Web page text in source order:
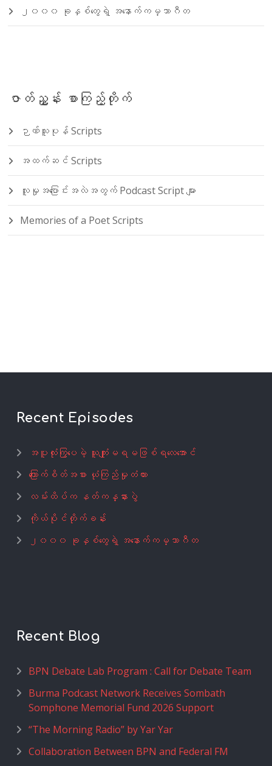
၂၀၀၀ ခုနှစ်တွေရဲ့ အနောက်ကမ္ဘာဂီတ
ဇာတ်ညွှန်း စာကြည့်တိုက်
ဉာဏ်သူပုန် Scripts
အထက်ဆင် Scripts
လူမှုအပြောင်းအလဲအတွက် Podcast Script များ
Memories of a Poet Scripts
Recent Episodes
အပူလုံးကြွပေမဲ့ ယူကျုံးမရမဖြစ်ရလေအောင်
ကြောက်စိတ်အစား ယုံကြည်မှုတံတား
လမ်းထိပ်က နတ်ကန္နားပွဲ
ကိုယ်ပိုင်တိုက်ခန်း
၂၀၀၀ ခုနှစ်တွေရဲ့ အနောက်ကမ္ဘာဂီတ
Recent Blog
BPN Debate Lab Program : Call for Debate Team
Burma Podcast Network Receives Sombath
Somphone Memorial Fund 2026 Support
“The Morning Radio” by Yar Yar
Collaboration Between BPN and Federal FM